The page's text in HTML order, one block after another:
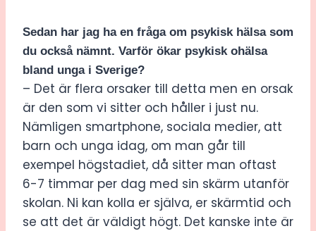
Sedan har jag ha en fråga om psykisk hälsa som
du också nämnt. Varför ökar psykisk ohälsa
bland unga i Sverige?
– Det är flera orsaker till detta men en orsak
är den som vi sitter och håller i just nu.
Nämligen smartphone, sociala medier, att
barn och unga idag, om man går till
exempel högstadiet, då sitter man oftast
6-7 timmar per dag med sin skärm utanför
skolan. Ni kan kolla er själva, er skärmtid och
se att det är väldigt högt. Det kanske inte är